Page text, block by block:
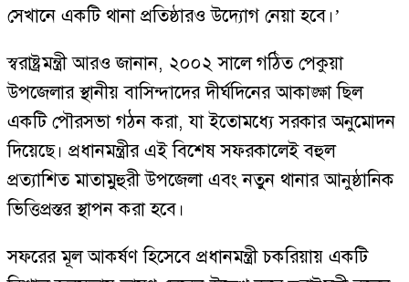
সেখানে একটি থানা প্রতিষ্ঠারও উদ্যোগ নেয়া হবে।’
স্বরাষ্ট্রমন্ত্রী আরও জানান, ২০০২ সালে গঠিত পেকুয়া
উপজেলার স্থানীয় বাসিন্দাদের দীর্ঘদিনের আকাঙ্ক্ষা ছিল
একটি পৌরসভা গঠন করা, যা ইতোমধ্যে সরকার অনুমোদন
দিয়েছে। প্রধানমন্ত্রীর এই বিশেষ সফরকালেই বহুল
প্রত্যাশিত মাতামুহুরী উপজেলা এবং নতুন থানার আনুষ্ঠানিক
ভিত্তিপ্রস্তর স্থাপন করা হবে।
সফরের মূল আকর্ষণ হিসেবে প্রধানমন্ত্রী চকরিয়ায় একটি